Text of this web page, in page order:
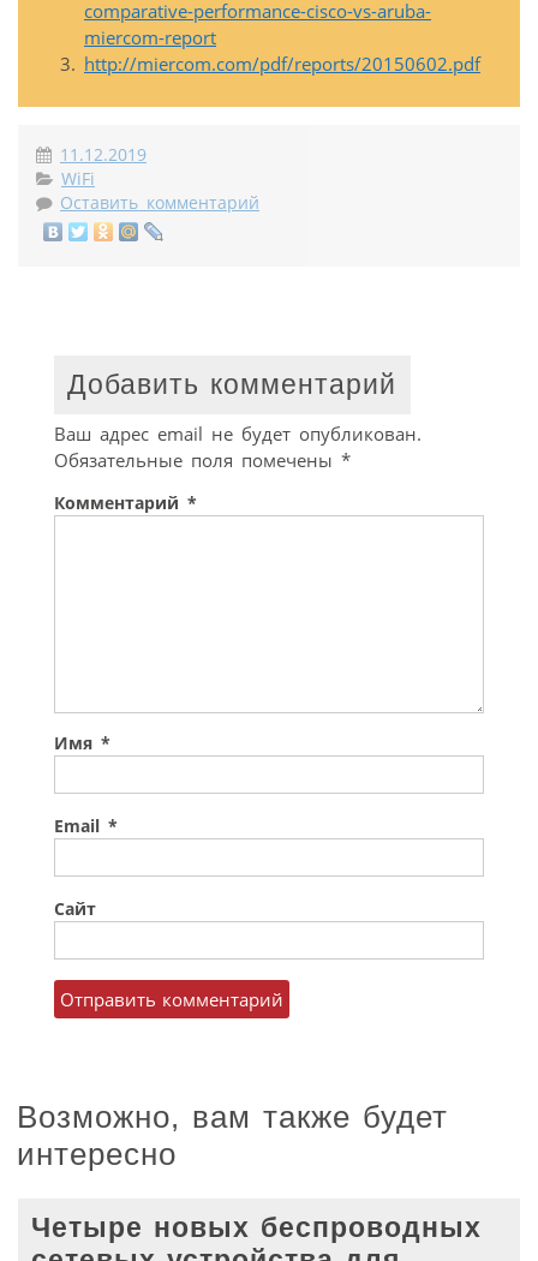
comparative-performance-cisco-vs-aruba-
miercom-report
http://miercom.com/pdf/reports/20150602.pdf
11.12.2019
WiFi
Оставить комментарий
Добавить комментарий
Ваш адрес email не будет опубликован.
Обязательные поля помечены *
Комментарий *
Имя *
Email *
Сайт
Возможно, вам также будет
интересно
Четыре новых беспроводных